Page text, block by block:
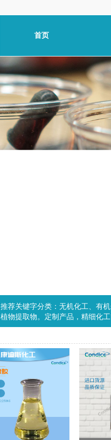
首页
推荐关键字分类：无机化工、有
植物提取物。定制产品，精细化